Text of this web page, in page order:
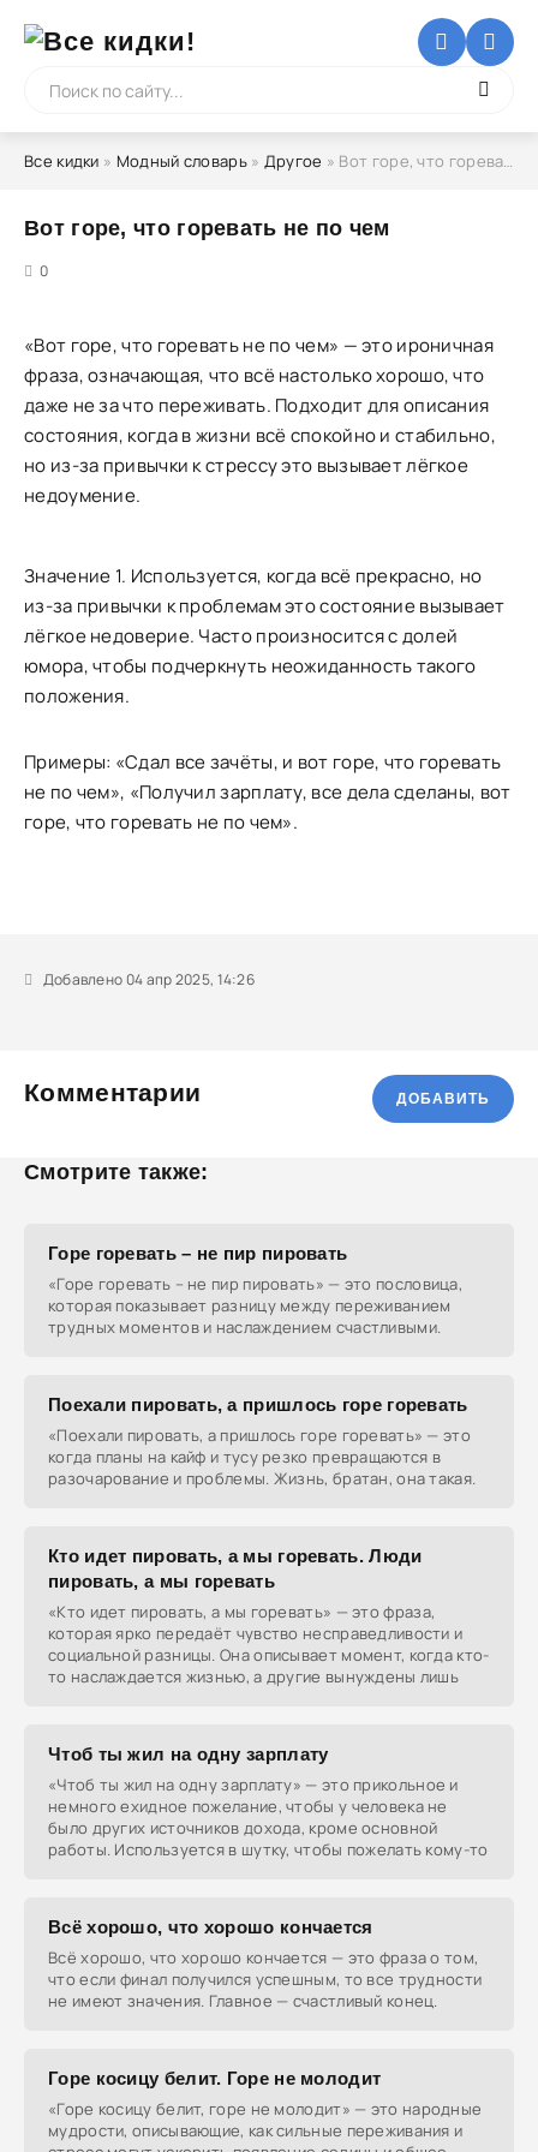
Все кидки » Модный словарь» Другое » Вот горе, что горевать не по чем
Вот горе, что горевать не по чем
0
«Вот горе, что горевать не по чем» — это ироничная
фраза, означающая, что всё настолько хорошо, что
даже не за что переживать. Подходит для описания
состояния, когда в жизни всё спокойно и стабильно,
но из-за привычки к стрессу это вызывает лёгкое
недоумение.
Значение 1. Используется, когда всё прекрасно, но
из-за привычки к проблемам это состояние вызывает
лёгкое недоверие. Часто произносится с долей
юмора, чтобы подчеркнуть неожиданность такого
положения.
Примеры: «Сдал все зачёты, и вот горе, что горевать
не по чем», «Получил зарплату, все дела сделаны, вот
горе, что горевать не по чем».
Добавлено 04 апр 2025, 14:26
Комментарии ДОБАВИТЬ
Смотрите также:
Горе горевать – не пир пировать
«Горе горевать – не пир пировать» — это пословица,
которая показывает разницу между переживанием
трудных моментов и наслаждением счастливыми.
Поехали пировать, а пришлось горе горевать
«Поехали пировать, а пришлось горе горевать» — это
когда планы на кайф и тусу резко превращаются в
разочарование и проблемы. Жизнь, братан, она такая.
Кто идет пировать, а мы горевать. Люди
пировать, а мы горевать
«Кто идет пировать, а мы горевать» — это фраза,
которая ярко передаёт чувство несправедливости и
социальной разницы. Она описывает момент, когда кто-
то наслаждается жизнью, а другие вынуждены лишь
Чтоб ты жил на одну зарплату
«Чтоб ты жил на одну зарплату» — это прикольное и
немного ехидное пожелание, чтобы у человека не
было других источников дохода, кроме основной
работы. Используется в шутку, чтобы пожелать кому-то
Всё хорошо, что хорошо кончается
Всё хорошо, что хорошо кончается — это фраза о том,
что если финал получился успешным, то все трудности
не имеют значения. Главное — счастливый конец.
Горе косицу белит. Горе не молодит
«Горе косицу белит, горе не молодит» — это народные
мудрости, описывающие, как сильные переживания и